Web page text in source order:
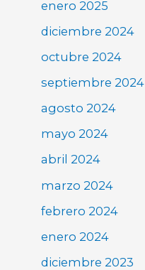
enero 2025
diciembre 2024
octubre 2024
septiembre 2024
agosto 2024
mayo 2024
abril 2024
marzo 2024
febrero 2024
enero 2024
diciembre 2023